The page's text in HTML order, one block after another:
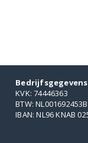
Bedrijfsgegevens
KVK: 74446363
BTW:
IBAN: NL96 KNAB